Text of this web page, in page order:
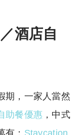
酒店自
期，一家人當然
助餐優惠 ，中式